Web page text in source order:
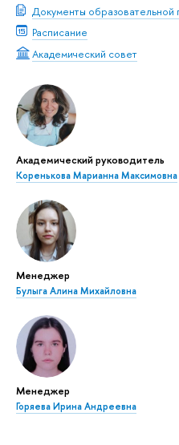
Документы образовательной
Расписание
Академический совет
Академический руководитель
Коренькова Марианна Максимовна
Менеджер
Булыга Алина Михайловна
Менеджер
Горяева Ирина Андреевна